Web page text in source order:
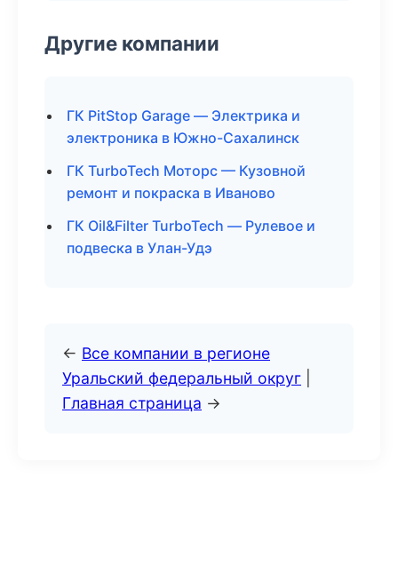
Другие компании
ГК PitStop Garage — Электрика и
электроника в Южно-Сахалинск
ГК TurboTech Моторс — Кузовной
ремонт и покраска в Иваново
ГК Oil&Filter TurboTech — Рулевое и
подвеска в Улан-Удэ
← Все компании в регионе
Уральский федеральный округ
Главная страница →